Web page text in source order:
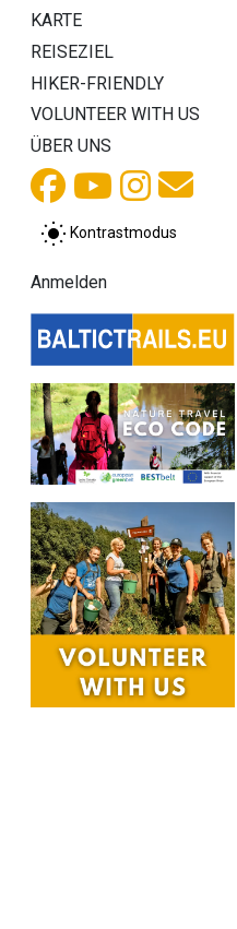
KARTE
REISEZIEL
HIKER-FRIENDLY
VOLUNTEER WITH US
ÜBER UNS
Kontrastmodus
Anmelden